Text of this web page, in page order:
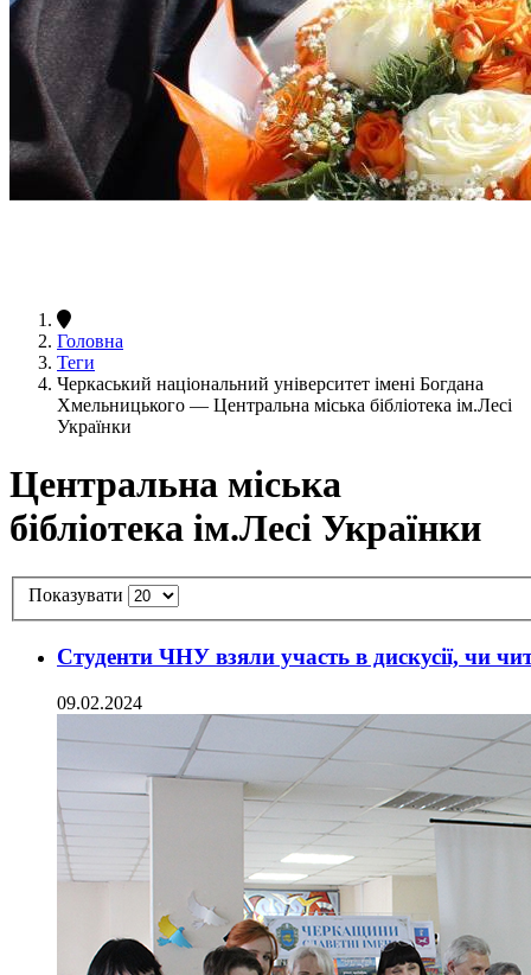
Головна
Теги
Черкаський національний університет імені Богдана
Хмельницького — Центральна міська бібліотека ім.Лесі
Українки
Центральна міська
бібліотека ім.Лесі Українки
Показувати
Студенти ЧНУ взяли участь в дискусії, чи
09.02.2024